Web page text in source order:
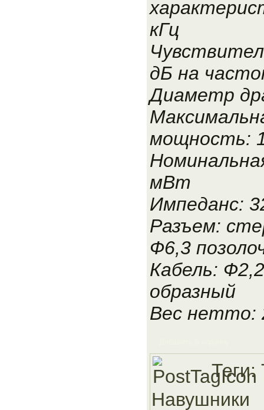
кГц
дБ на
Диаметр
мощность:
мВт
Импеданс:
Разъем:
Ф6,3
Кабель:
образный
Вес нетто:
Теги:
Навушники